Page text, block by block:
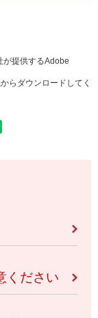
が提供するAdobe
らダウンロードしてく
ください